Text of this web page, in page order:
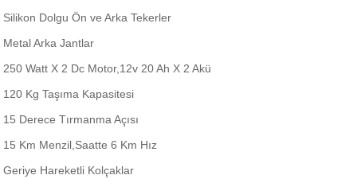
Silikon Dolgu Ön ve Arka Tekerler
Metal Arka Jantlar
250 Watt X 2 Dc Motor,12v 20 Ah X 2 Akü
120 Kg Taşıma Kapasitesi
15 Derece Tırmanma Açısı
15 Km Menzil,Saatte 6 Km Hız
Geriye Hareketli Kolçaklar